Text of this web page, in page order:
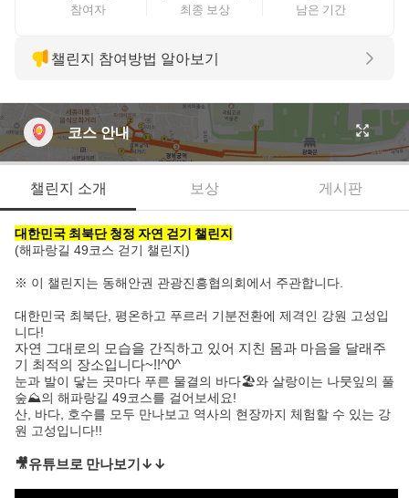
참여자 최종 보상 남은 기간
챌린지 참여방법 알아보기
코스 안내
챌린지 소개 보상 게시판
대한민국 최북단 청정 자연 걷기 챌린지
(해파랑길 49코스 걷기 챌린지)
※ 이 챌린지는 동해안권 관광진흥협의회에서 주관합니다.
대한민국 최북단, 평온하고 푸르러 기분전환에 제격인 강원 고성입
니다!
자연 그대로의 모습을 간직하고 있어 지친 몸과 마음을 달래주
기 최적의 장소입니다~!!^0^
눈과 발이 닿는 곳마다 푸른 물결의 바다🏖️와 살랑이는 나뭇잎의 풀
숲⛰️의 해파랑길 49코스를 걸어보세요!
산, 바다, 호수를 모두 만나보고 역사의 현장까지 체험할 수 있는 강
원 고성입니다!!
🎥유튜브로 만나보기↓↓